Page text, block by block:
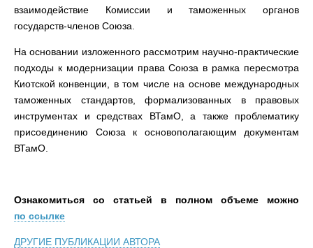
взаимодействие Комиссии и таможенных органов
государств-членов Союза.
На основании изложенного рассмотрим научно-практические
подходы к модернизации права Союза в рамка пересмотра
Киотской конвенции, в том числе на основе международных
таможенных стандартов, формализованных в правовых
инструментах и средствах ВТамО, а также проблематику
присоединению Союза к основополагающим документам
ВТамО.
Ознакомиться со статьей в полном объеме можно
по ссылке
ДРУГИЕ ПУБЛИКАЦИИ АВТОРА